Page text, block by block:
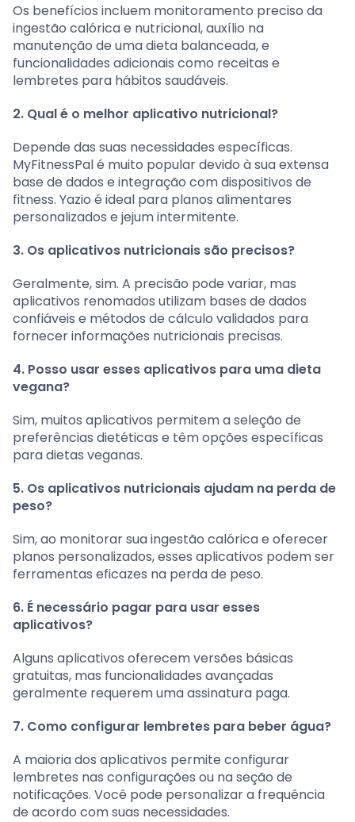
Os benefícios incluem monitoramento preciso da
ingestão calórica e nutricional, auxílio na
manutenção de uma dieta balanceada, e
funcionalidades adicionais como receitas e
lembretes para hábitos saudáveis.
2. Qual é o melhor aplicativo nutricional?
Depende das suas necessidades específicas.
MyFitnessPal é muito popular devido à sua extensa
base de dados e integração com dispositivos de
fitness. Yazio é ideal para planos alimentares
personalizados e jejum intermitente.
3. Os aplicativos nutricionais são precisos?
Geralmente, sim. A precisão pode variar, mas
aplicativos renomados utilizam bases de dados
confiáveis e métodos de cálculo validados para
fornecer informações nutricionais precisas.
4. Posso usar esses aplicativos para uma dieta
vegana?
Sim, muitos aplicativos permitem a seleção de
preferências dietéticas e têm opções específicas
para dietas veganas.
5. Os aplicativos nutricionais ajudam na perda de
peso?
Sim, ao monitorar sua ingestão calórica e oferecer
planos personalizados, esses aplicativos podem ser
ferramentas eficazes na perda de peso.
6. É necessário pagar para usar esses
aplicativos?
Alguns aplicativos oferecem versões básicas
gratuitas, mas funcionalidades avançadas
geralmente requerem uma assinatura paga.
7. Como configurar lembretes para beber água?
A maioria dos aplicativos permite configurar
lembretes nas configurações ou na seção de
notificações. Você pode personalizar a frequência
de acordo com suas necessidades.